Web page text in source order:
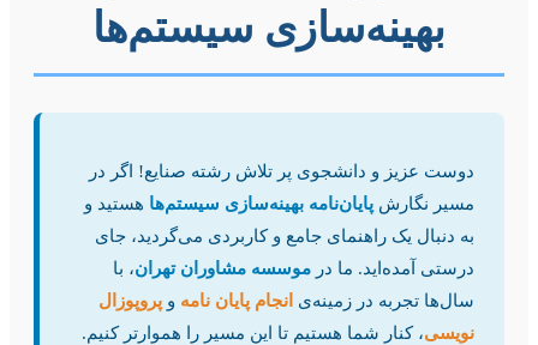
صنایع
بهینه
سازی
سیستم
بهینه‌سازی سیستم‌ها
دوست عزیز و دانشجوی پر تلاش رشته صنایع! اگر در
مسیر نگارش پایان‌نامه بهینه‌سازی سیستم‌ها هستید و
به دنبال یک راهنمای جامع و کاربردی می‌گردید، جای
درستی آمده‌اید. ما در موسسه مشاوران تهران، با
سال‌ها تجربه در زمینه‌ی انجام پایان نامه و پروپوزال
نویسی، کنار شما هستیم تا این مسیر را هموارتر کنیم.